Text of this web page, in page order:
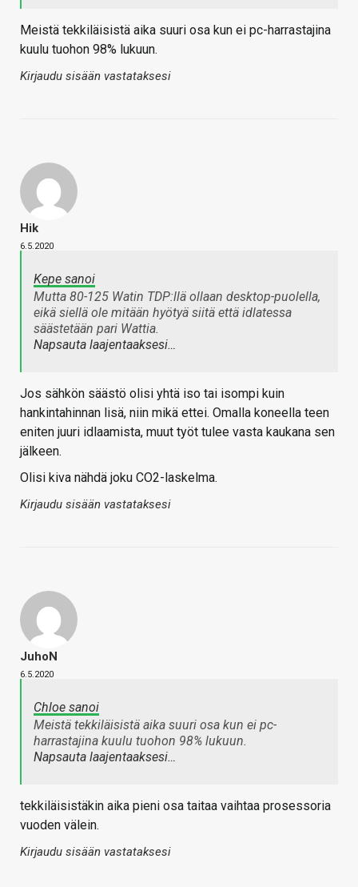
Meistä tekkiläisistä aika suuri osa kun ei pc-harrastajina
kuulu tuohon 98% lukuun.
Kirjaudu sisään vastataksesi
Hik
6.5.2020
Kepe sanoi
Mutta 80-125 Watin TDP:llä ollaan desktop-puolella,
eikä siellä ole mitään hyötyä siitä että idlatessa
säästetään pari Wattia.
Napsauta laajentaaksesi…
Jos sähkön säästö olisi yhtä iso tai isompi kuin
hankintahinnan lisä, niin mikä ettei. Omalla koneella teen
eniten juuri idlaamista, muut työt tulee vasta kaukana sen
jälkeen.
Olisi kiva nähdä joku CO2-laskelma.
Kirjaudu sisään vastataksesi
JuhoN
6.5.2020
Chloe sanoi
Meistä tekkiläisistä aika suuri osa kun ei pc-
harrastajina kuulu tuohon 98% lukuun.
Napsauta laajentaaksesi…
tekkiläisistäkin aika pieni osa taitaa vaihtaa prosessoria
vuoden välein.
Kirjaudu sisään vastataksesi